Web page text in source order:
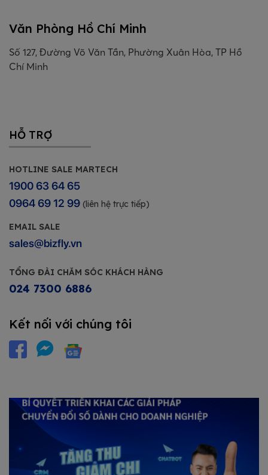
Văn Phòng Hồ Chí Minh
Số 127, Đường Võ Văn Tần, Phường Xuân Hòa, TP Hồ
Chí Minh
HỖ TRỢ
HOTLINE SALE MARTECH
1900 63 64 65
0964 69 12 99 (liên hệ trực tiếp)
EMAIL SALE
sales@bizfly.vn
TỔNG ĐÀI CHĂM SÓC KHÁCH HÀNG
024 7300 6886
Kết nối với chúng tôi